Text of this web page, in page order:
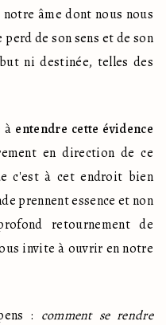
perd de son sens et de son
ni destinée, telles des
à entendre cette évidence
en direction de ce
c'est à cet endroit bien
prennent essence et non
retournement de
invite à ouvrir en notre
: comment se rendre